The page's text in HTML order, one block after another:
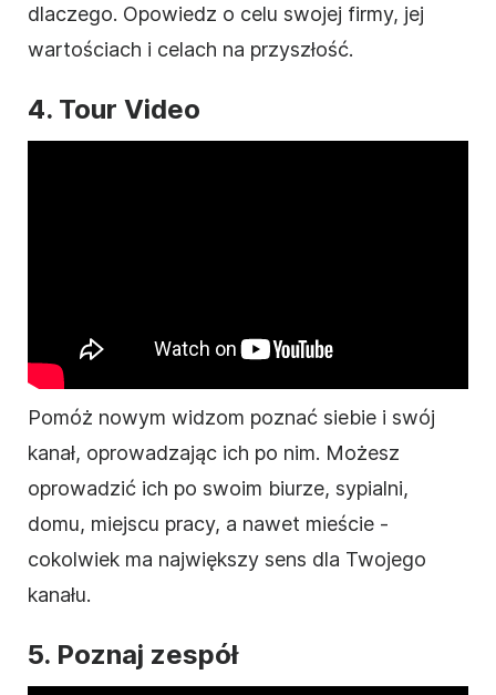
dlaczego. Opowiedz o celu swojej firmy, jej
wartościach i celach na przyszłość.
4. Tour Video
Pomóż nowym widzom poznać siebie i swój
kanał, oprowadzając ich po nim. Możesz
oprowadzić ich po swoim biurze, sypialni,
domu, miejscu pracy, a nawet mieście -
cokolwiek ma największy sens dla Twojego
kanału.
5. Poznaj zespół